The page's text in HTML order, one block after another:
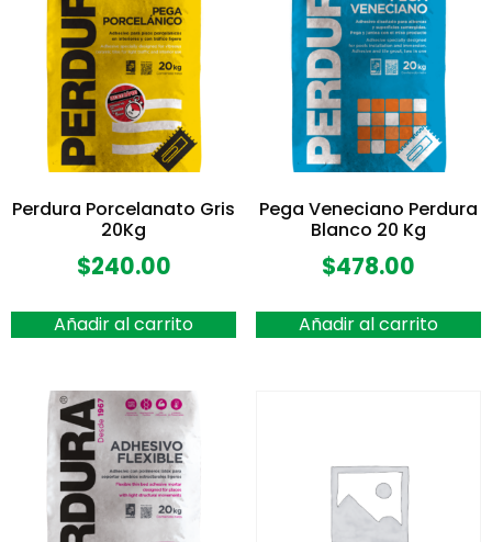
Perdura Porcelanato Gris
20Kg
$240.00
Añadir al carrito
Pega Veneciano Perdura
Blanco 20 Kg
$478.00
Añadir al carrito